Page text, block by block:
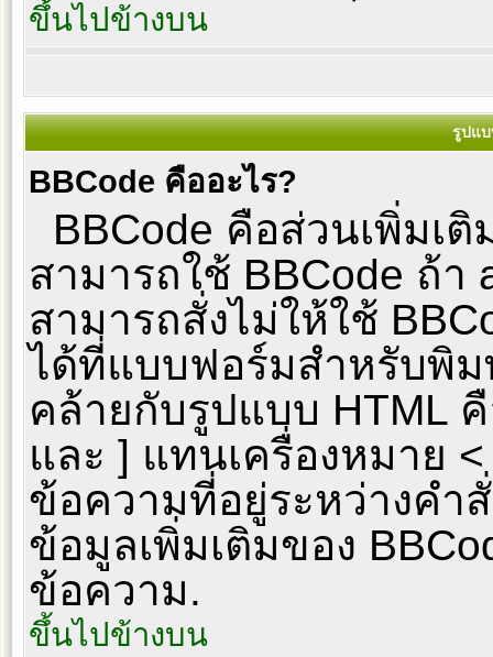
ขึ้นไปข้างบน
รูปแ
BBCode คืออะไร?
BBCode คือส่วนเพิ่มเ
สามารถใช้ BBCode ถ้
สามารถสั่งไม่ให้ใช้
ได้ที่แบบฟอร์มสำหรับพิม
คล้ายกับรูปแบบ HTML
และ ] แทนเครื่องหมาย
ข้อความที่อยู่ระหว่างคำ
ข้อมูลเพิ่มเติมของ
ข้อความ.
ขึ้นไปข้างบน